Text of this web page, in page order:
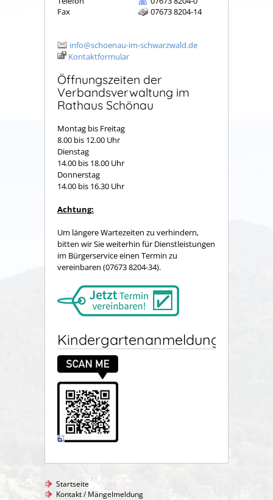
Fax
07673 8204-14
info@schoenau-im-schwarzwald.de
Kontaktformular
Öffnungszeiten der
Verbandsverwaltung im
Rathaus Schönau
Montag bis Freitag
8.00 bis 12.00 Uhr
Dienstag
14.00 bis 18.00 Uhr
Donnerstag
14.00 bis 16.30 Uhr
Achtung:
Um längere Wartezeiten zu verhindern,
bitten wir Sie weiterhin für Dienstleistungen
im Bürgerservice einen Termin zu
vereinbaren (07673 8204-34).
Kindergartenanmeldung
Startseite
Kontakt / Mängelmeldung